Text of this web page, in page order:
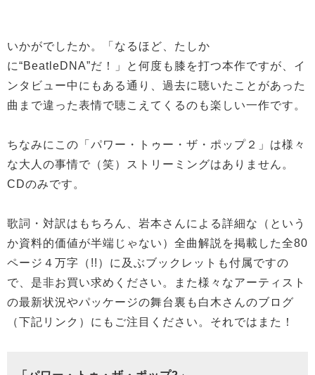
いかがでしたか。「なるほど、たしか
に“BeatleDNA”だ！」と何度も膝を打つ本作ですが、イ
ンタビュー中にもある通り、過去に聴いたことがあった
曲まで違った表情で聴こえてくるのも楽しい一作です。
ちなみにこの「パワー・トゥー・ザ・ポップ２」は様々
な大人の事情で（笑）ストリーミングはありません。
CDのみです。
歌詞・対訳はもちろん、岩本さんによる詳細な（という
か資料的価値が半端じゃない）全曲解説を掲載した全80
ページ４万字（!!）に及ぶブックレットも付属ですの
で、是非お買い求めください。また様々なアーティスト
の最新状況やパッケージの舞台裏も白木さんのブログ
（下記リンク）にもご注目ください。それではまた！